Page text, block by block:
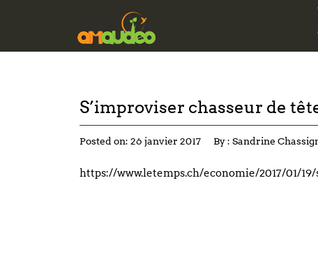
S’improviser chasseur de
Posted on: 26 janvier 2017 By : Sandrine
https://www.letemps.ch/economie/2017/01/